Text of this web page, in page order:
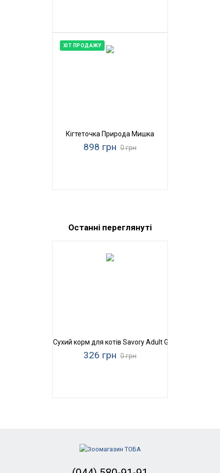
ХІТ ПРОДАЖУ
Кігтеточка Природа Мишка
898 грн 0 грн
Останні переглянуті
Сухий корм для котів Savory Adult Gourmand Hair &
326 грн 0 грн